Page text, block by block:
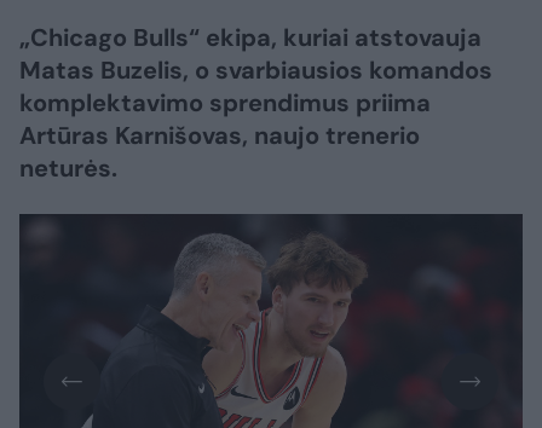
„Chicago Bulls“ ekipa, kuriai atstovauja
Matas Buzelis, o svarbiausios komandos
komplektavimo sprendimus priima
Artūras Karnišovas, naujo trenerio
neturės.